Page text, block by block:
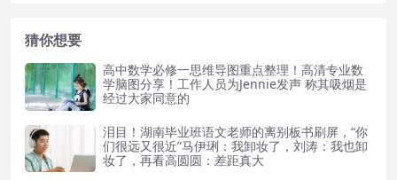
猜你想要
高中数学必修一思维导图重点整理！高清专业数
学脑图分享！工作人员为Jennie发声 称其吸烟是
经过大家同意的
泪目！湖南毕业班语文老师的离别板书刷屏，“你
们很远又很近”马伊琍：我卸妆了，刘涛：我也卸
妆了，再看高圆圆：差距真大